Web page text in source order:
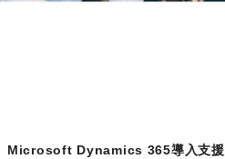
Microsoft Dynamics 365導入支援